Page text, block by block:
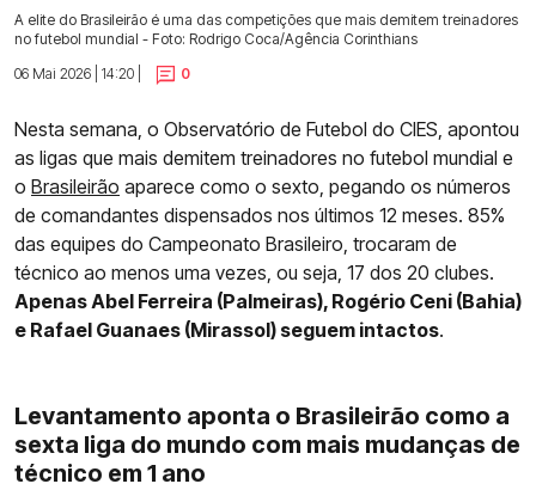
A elite do Brasileirão é uma das competições que mais demitem treinadores
no futebol mundial - Foto: Rodrigo Coca/Agência Corinthians
06 Mai 2026 | 14:20 |
0
Nesta semana, o Observatório de Futebol do CIES, apontou
as ligas que mais demitem treinadores no futebol mundial e
o Brasileirão aparece como o sexto, pegando os números
de comandantes dispensados nos últimos 12 meses. 85%
das equipes do Campeonato Brasileiro, trocaram de
técnico ao menos uma vezes, ou seja, 17 dos 20 clubes.
Apenas Abel Ferreira (Palmeiras), Rogério Ceni (Bahia)
e Rafael Guanaes (Mirassol) seguem intactos.
Levantamento aponta o Brasileirão como a
sexta liga do mundo com mais mudanças de
técnico em 1 ano